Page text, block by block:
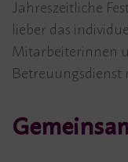
Jahreszeitliche
lieber das
Mitarbeiterinnen
Betreuungsdienst